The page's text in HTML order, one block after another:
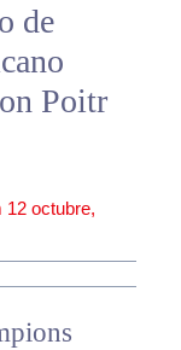
de
Poitr
12 octubre,